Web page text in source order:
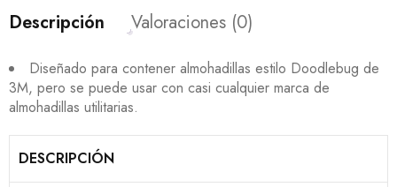
Descripción Valoraciones (0)
Diseñado para contener almohadillas estilo Doodlebug de
3M, pero se puede usar con casi cualquier marca de
almohadillas utilitarias.
DESCRIPCIÓN